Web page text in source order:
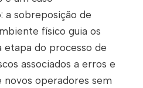
a sobreposição de
físico guia os
etapa do processo de
associados a erros e
novos operadores sem